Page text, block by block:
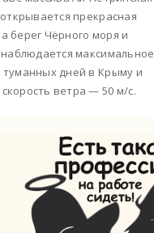
прекрасная
берег Чёрного моря и
наблюдается максимальное
туманных дней в Крыму и
ветра — 50 м/с.